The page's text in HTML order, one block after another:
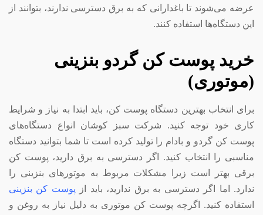
عرضه می‌شوند تا باغدارانی که به برق دسترسی ندارند، بتوانند از
این دستگاه‌ها استفاده کنند.
خرید پوست کن گردو بنزینی
(موتوری)
برای انتخاب بهترین دستگاه پوست کن، باید ابتدا به نیاز و شرایط
کاری خود توجه کنید. شرکت سبز کوشان انواع دستگاه‌های
پوست کن گردو و بادام را تولید کرده است تا شما بتوانید دستگاه
مناسبی را انتخاب کنید. اگر دسترسی به برق دارید، پوست کن
برقی بهتر است زیرا مشکلات مربوط به موتور‌های بنزینی را
ندارد. اما اگر دسترسی به برق ندارید، باید از پوست کن بنزینی
استفاده کنید. اگرچه پوست کن موتوری به دلیل نیاز به روغن و